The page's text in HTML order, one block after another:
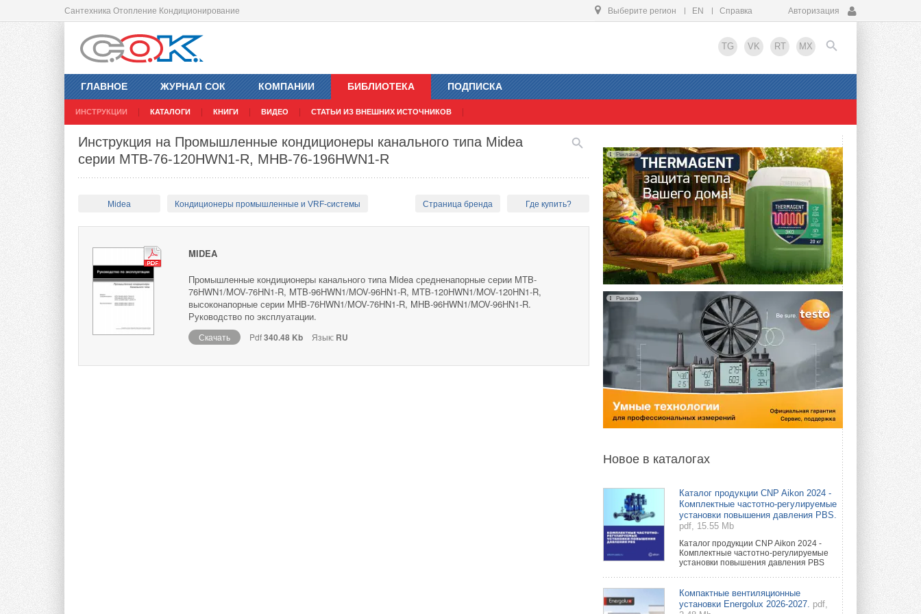
Сантехника Отопление Кондиционирование Выберите регион EN Справка Авторизация
TG VK RT MX
ГЛАВНОЕ ЖУРНАЛ СОК КОМПАНИИ БИБЛИОТЕКА
ИНСТРУКЦИИ КАТАЛОГИ КНИГИ ВИДЕО СТАТЬИ ИЗ ВНЕШНИХ ИСТОЧНИКОВ
ПОДПИСКА
EN
Инструкция на Промышленные кондиционеры канального типа Midea
серии MTB-76-120HWN1-R, MHB-76-196HWN1-R
Midea Кондиционеры промышленные и VRF-системы Страница бренда Где купить?
MIDEA
Промышленные кондиционеры канального типа Midea средненапорные серии MTB-
76HWN1/MOV-76HN1-R, MTB-96HWN1/MOV-96HN1-R, MTB-120HWN1/MOV-120HN1-R,
высоконапорные серии MHB-76HWN1/MOV-76HN1-R, MHB-96HWN1/MOV-96HN1-R.
Руководство по эксплуатации.
Скачать Pdf340.48 Kb Язык: RU
Реклама
Реклама
Новое в каталогах
Каталог продукции CNP Aikon 2024 -
Комплектные частотно-регулируемые
установки повышения давления PBS.
pdf, 15.55 Mb
Каталог продукции CNP Aikon 2024 -
Комплектные частотно-регулируемые
установки повышения давления PBS
Компактные вентиляционные
установки Energolux 2026-2027. pdf,